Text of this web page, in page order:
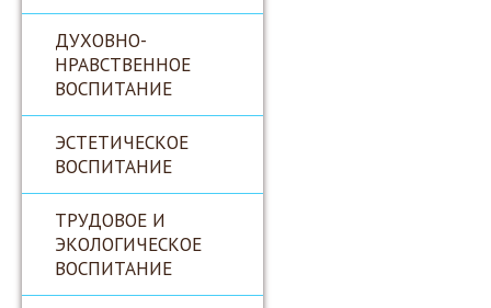
ДУХОВНО-
НРАВСТВЕННОЕ
ВОСПИТАНИЕ
ЭСТЕТИЧЕСКОЕ
ВОСПИТАНИЕ
ТРУДОВОЕ И
ЭКОЛОГИЧЕСКОЕ
ВОСПИТАНИЕ